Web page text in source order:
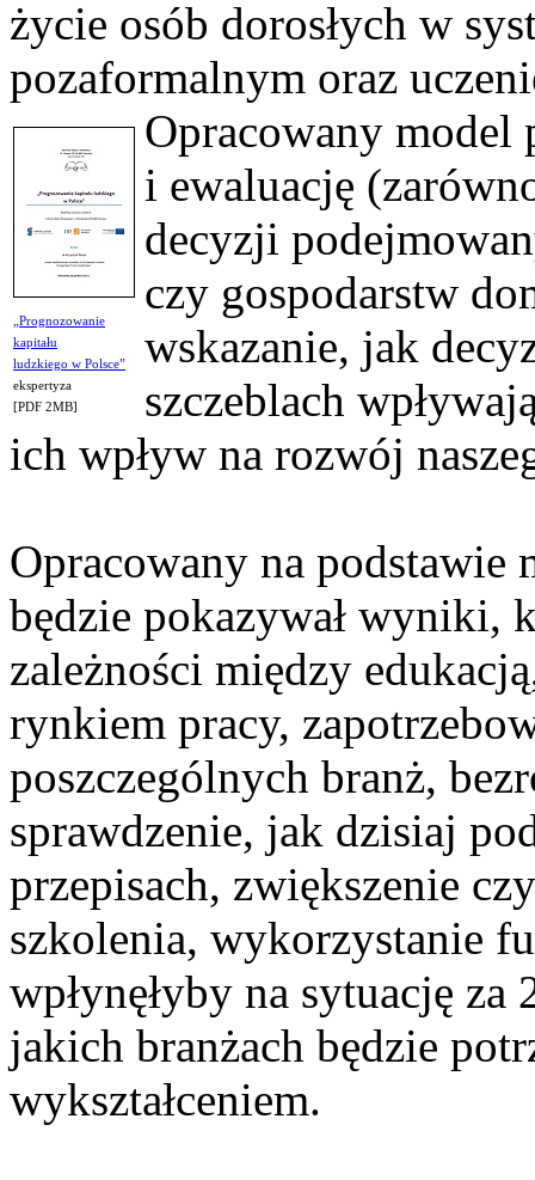
życie osób dorosłych w
pozaformalnym oraz
„Prognozowanie
kapitału
ludzkiego w Polsce”
ekspertyza
[PDF 2MB]
Opracowany model
i ewaluację
decyzji
czy gospodarstw
wskazanie, jak
szczeblach
ich wpływ na rozwój
Opracowany na
będzie pokazywał wyniki,
zależności między
rynkiem pracy,
poszczególnych branż,
sprawdzenie, jak dzisiaj
przepisach, zwiększenie
szkolenia, wykorzystanie
wpłynęłyby na sytuację
jakich branżach będzie
wykształceniem.